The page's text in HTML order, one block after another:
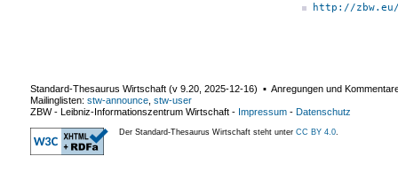
http://
Standard-Thesaurus Wirtschaft (v 9.20 2025-12-16) ▪ Anregungen und
Mailinglisten: stw-announce stw-user
ZBW - Leibniz-Informationszentrum Wirtschaft - Impressum - Datenschutz
Der Standard-Thesaurus Wirtschaft steht unter CC BY 4.0